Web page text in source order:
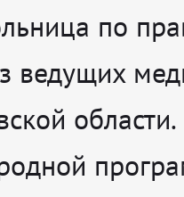
по
ведущих